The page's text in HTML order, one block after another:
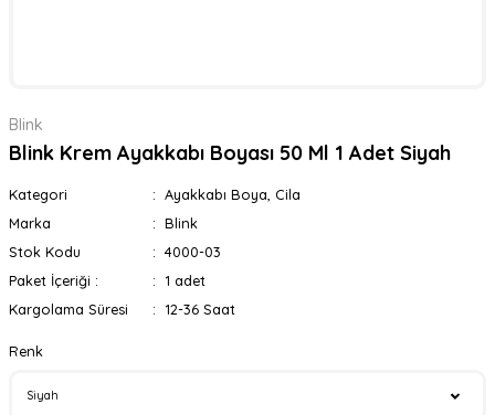
Blink
Blink Krem Ayakkabı Boyası 50 Ml 1 Adet Siyah
Kategori
Ayakkabı Boya, Cila
Marka
Blink
Stok Kodu
4000-03
Paket İçeriği :
1 adet
Kargolama Süresi
12-36 Saat
Renk